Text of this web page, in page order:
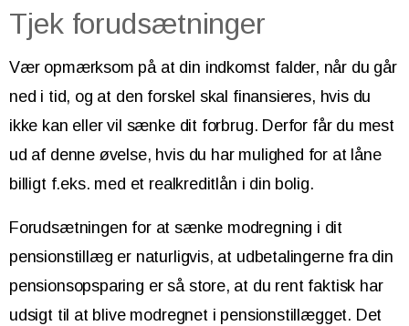
Tjek forudsætninger
Vær opmærksom på at din indkomst falder, når du går
ned i tid, og at den forskel skal finansieres, hvis du
ikke kan eller vil sænke dit forbrug. Derfor får du mest
ud af denne øvelse, hvis du har mulighed for at låne
billigt f.eks. med et realkreditlån i din bolig.
Forudsætningen for at sænke modregning i dit
pensionstillæg er naturligvis, at udbetalingerne fra din
pensionsopsparing er så store, at du rent faktisk har
udsigt til at blive modregnet i pensionstillægget. Det